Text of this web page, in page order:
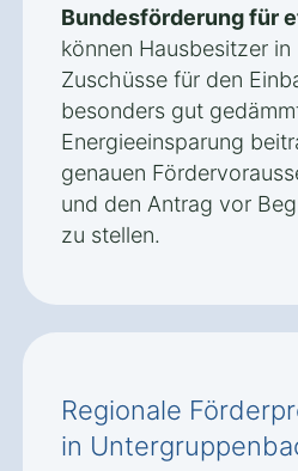
Bundesförderung für
können Hausbesitzer
Zuschüsse für den
besonders gut
Energieeinsparung
genauen
und den Antrag vor
zu stellen.
Regionale
in